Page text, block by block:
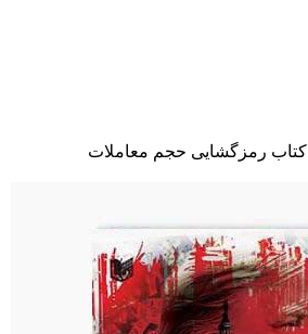
کتاب رمزگشایی حجم معاملات